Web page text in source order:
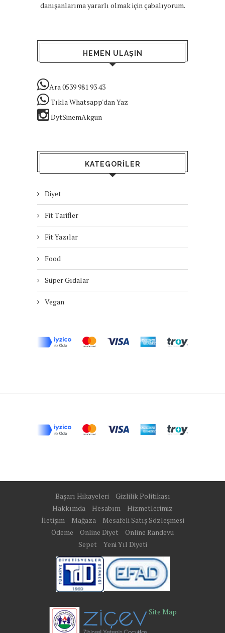
danışanlarıma yararlı olmak için çabalıyorum.
HEMEN ULAŞIN
Ara 0539 981 93 43
Tıkla Whatsapp'dan Yaz
DytSinemAkgun
KATEGORILER
Diyet
Fit Tarifler
Fit Yazılar
Food
Süper Gıdalar
Vegan
Başarı Hikayeleri
Gizlilik Politikası
Hakkımda
Hesabım
Hizmetlerimiz
İletişim
Mağaza
Mesafeli Satış Sözleşmesi
Ödeme
Online Diyet
Online Randevu
Sepet
Yeni Yıl Diyeti
Site Map